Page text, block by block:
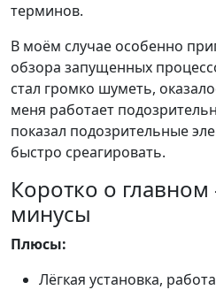
терминов.
В моём случае особенно
обзора запущенных
стал громко шуметь,
меня работает
показал подозрительные
быстро среагировать.
Коротко о
минусы
Плюсы:
Лёгкая установка,